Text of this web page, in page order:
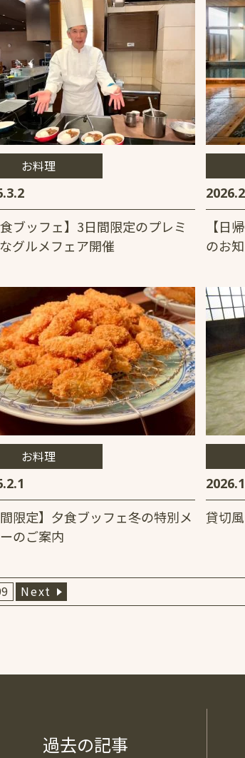
お料理
食ブッフェ】3日間限定のプレミ
グルメフェア開催
【日
のお
お料理
間限定】夕食ブッフェ冬の特別メ
のご案内
貸切
Next
過去の記事